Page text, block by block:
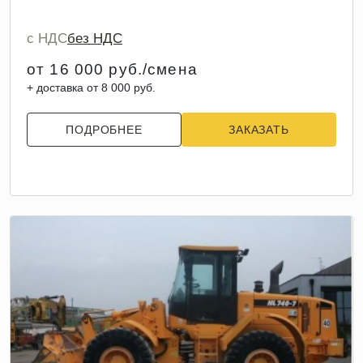
с НДСбез НДС
от 16 000 руб./смена
+ доставка от 8 000 руб.
ПОДРОБНЕЕ ЗАКАЗАТЬ